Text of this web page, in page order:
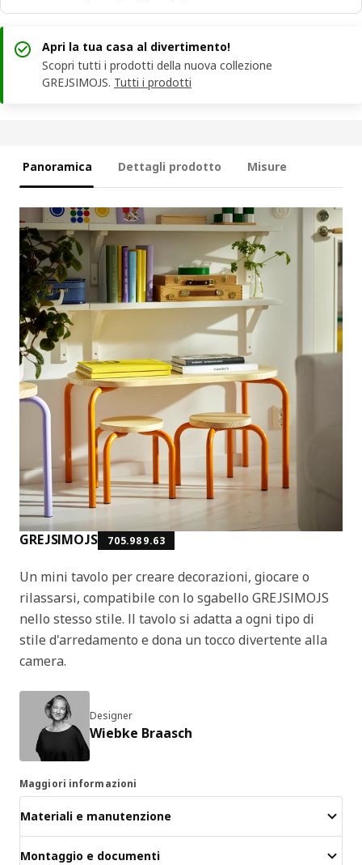
Apri la tua casa al divertimento!
Scopri tutti i prodotti della nuova collezione
GREJSIMOJS. Tutti i prodotti
Panoramica Dettagli prodotto Misure
GREJSIMOJS 705.989.63
Un mini tavolo per creare decorazioni, giocare o
rilassarsi, compatibile con lo sgabello GREJSIMOJS
nello stesso stile. Il tavolo si adatta a ogni tipo di
stile d'arredamento e dona un tocco divertente alla
camera.
Designer
Wiebke Braasch
Maggiori informazioni
Materiali e manutenzione
Montaggio e documenti